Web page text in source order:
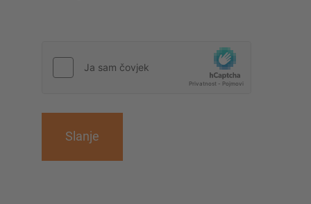
Slanje